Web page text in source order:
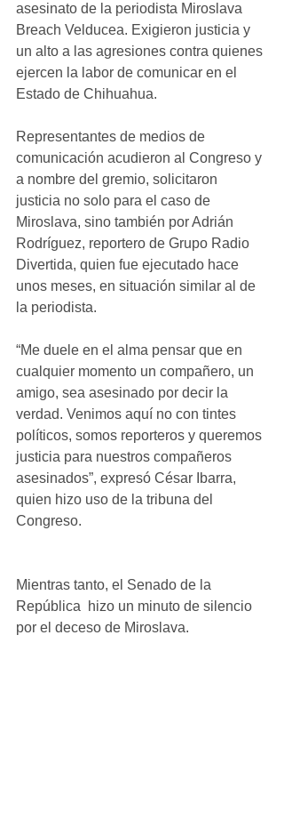
asesinato de la periodista Miroslava
Breach Velducea. Exigieron justicia y
un alto a las agresiones contra quienes
ejercen la labor de comunicar en el
Estado de Chihuahua.
Representantes de medios de
comunicación acudieron al Congreso y
a nombre del gremio, solicitaron
justicia no solo para el caso de
Miroslava, sino también por Adrián
Rodríguez, reportero de Grupo Radio
Divertida, quien fue ejecutado hace
unos meses, en situación similar al de
la periodista.
“Me duele en el alma pensar que en
cualquier momento un compañero, un
amigo, sea asesinado por decir la
verdad. Venimos aquí no con tintes
políticos, somos reporteros y queremos
justicia para nuestros compañeros
asesinados”, expresó César Ibarra,
quien hizo uso de la tribuna del
Congreso.
Mientras tanto, el Senado de la
República  hizo un minuto de silencio
por el deceso de Miroslava.